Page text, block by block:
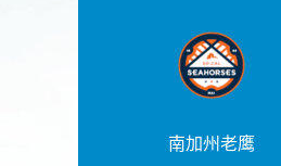
南加州老鹰